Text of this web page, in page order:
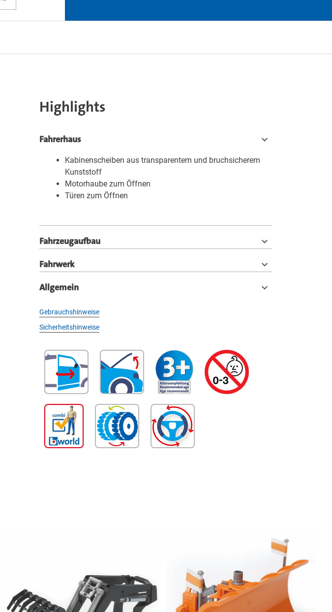
Highlights
Fahrerhaus
Kabinenscheiben aus transparentem und bruchsicherem
Kunststoff
Motorhaube zum Öffnen
Türen zum Öffnen
Fahrzeugaufbau
Fahrwerk
Allgemein
Gebrauchshinweise
Sicherheitshinweise